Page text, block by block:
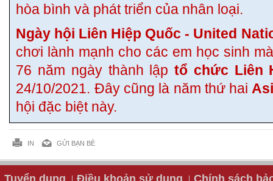
hòa bình và phát triển của nhân loại.
Ngày hội Liên Hiệp Quốc - United
chơi lành mạnh cho các em học sinh
76 năm ngày thành lậptổ chức Liên
24/10/2021. Đây cũng là năm thứ hai
hội đặc biệt này.
IN GỬI BẠN BÈ
Tuyển dụng Điều khoản sử dụng Chính sách